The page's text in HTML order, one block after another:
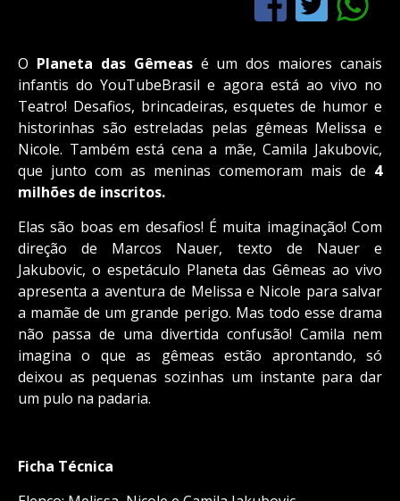
O Planeta das Gêmeasé um dos maiores canais
infantis do YouTubeBrasil e agora está ao vivo no
Teatro! Desafios, brincadeiras, esquetes de humor e
historinhas são estreladas pelas gêmeas Melissa e
Nicole. Também está cena a mãe, Camila Jakubovic,
que junto com as meninas comemoram mais de 4
milhões de inscritos.
Elas são boas em desafios! É muita imaginação! Com
direção de Marcos Nauer, texto de Nauer e
Jakubovic, o espetáculo Planeta das Gêmeas ao vivo
apresenta a aventura de Melissa e Nicole para salvar
a mamãe de um grande perigo. Mas todo esse drama
não passa de uma divertida confusão! Camila nem
imagina o que as gêmeas estão aprontando, só
deixou as pequenas sozinhas um instante para dar
um pulo na padaria.
Ficha Técnica